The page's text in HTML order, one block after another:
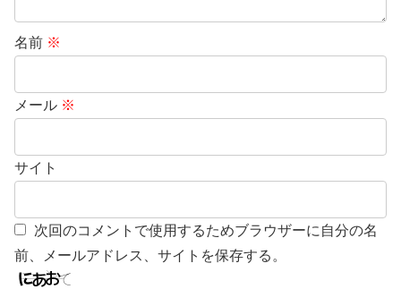
名前 ※
メール ※
サイト
次回のコメントで使用するためブラウザーに自分の名
前、メールアドレス、サイトを保存する。